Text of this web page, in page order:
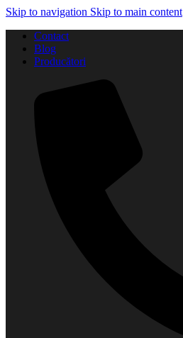
Skip to navigation Skip to main content
Contact
Blog
Producători